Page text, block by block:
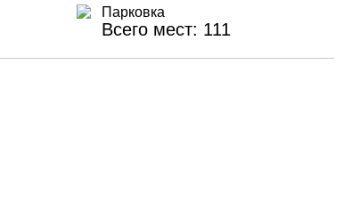
Парковка
Всего мест: 111